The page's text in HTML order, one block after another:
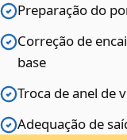
Preparação do
Correção de
base
Troca de anel de
Adequação de